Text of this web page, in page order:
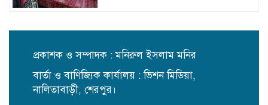
অন্যতম ভিত্তি: মির্জা ফখরুল
স্কুলছাত্রীকে ধর্ষণের মামলায় কনটেন্ট
ক্রিয়েটর রিপন মিয়া গ্রেপ্তার
প্রকাশক ও সম্পাদক : মনিরুল ইসলাম মনির
বার্তা ও বাণিজ্যিক কার্যালয় : ভিশন মিডিয়া,
নালিতাবাড়ী, শেরপুর।